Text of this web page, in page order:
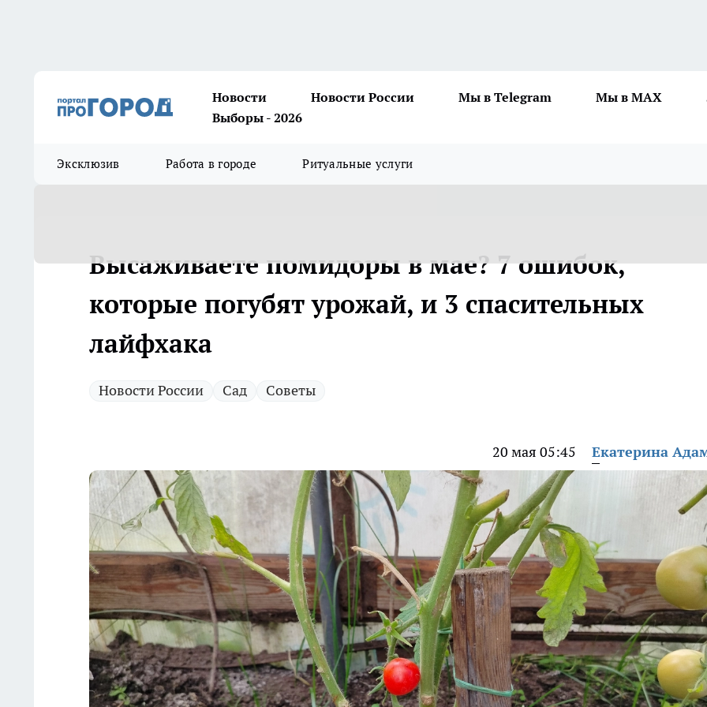
Новости Новости России Мы в Telegram Мы в MAX
Выборы - 2026
Эксклюзив Работа в городе Ритуальные услуги
Высаживаете помидоры в мае? 7 ошибок,
которые погубят урожай, и 3 спасительных
лайфхака
Новости России Сад Советы
20 мая 05:45 Екатерина